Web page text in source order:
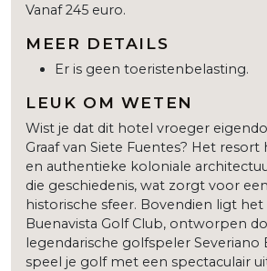
Vanaf 245 euro.
MEER DETAILS
Er is geen toeristenbelasting.
LEUK OM WETEN
Wist je dat dit hotel vroeger
Graaf van Siete Fuentes? Het resort
en authentieke koloniale
die geschiedenis, wat zorgt voor
historische sfeer. Bovendien ligt het
Buenavista Golf Club, ontworpen
legendarische golfspeler Severiano
speel je golf met een spectaculair